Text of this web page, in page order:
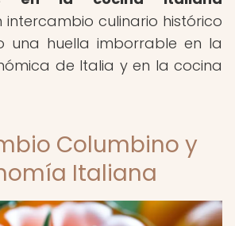
intercambio culinario histórico
una huella imborrable en la
de Italia y en la cocina
Columbino y
Italiana